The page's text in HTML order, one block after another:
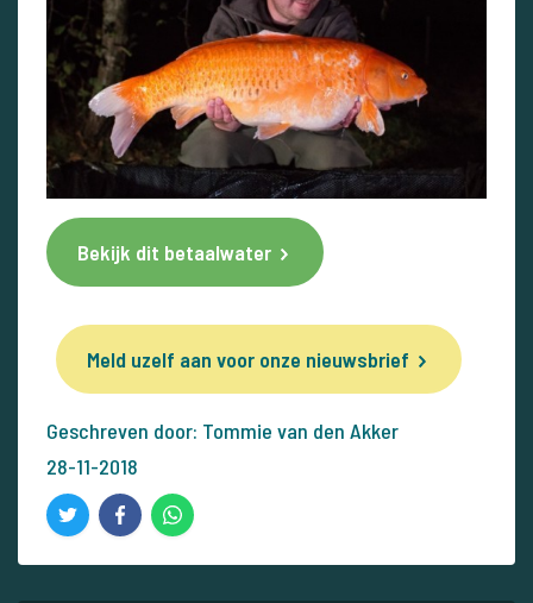
Bekijk dit betaalwater
Meld uzelf aan voor onze nieuwsbrief
Geschreven door: Tommie van den Akker
28-11-2018